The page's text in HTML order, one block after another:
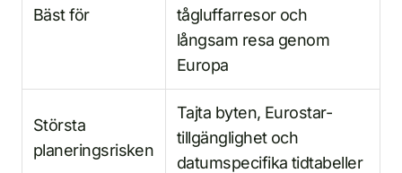
Bäst för
tågluffarresor och
långsam resa genom
Europa
Största
planeringsrisken
Tajta byten, Eurostar-
tillgänglighet och
datumspecifika tidtabeller